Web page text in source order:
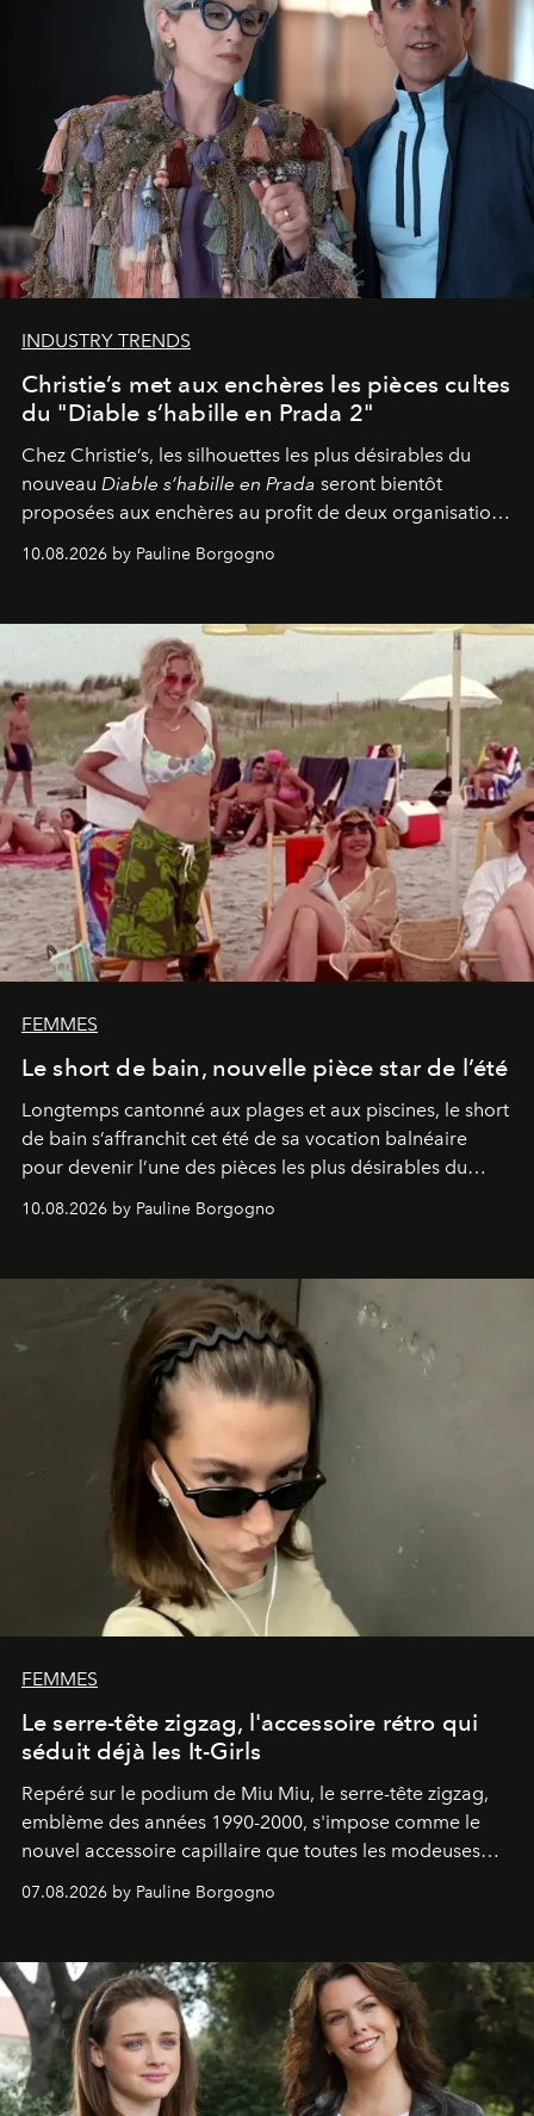
INDUSTRY TRENDS
Christie’s met aux enchères les pièces cultes
du "Diable s’habille en Prada 2"
Chez Christie’s, les silhouettes les plus désirables du
nouveau Diable s’habille en Prada seront bientôt
proposées aux enchères au profit de deux organisations
engagées pour la presse et la mode.
10.08.2026 by Pauline Borgogno
FEMMES
Le short de bain, nouvelle pièce star de l’été
Longtemps cantonné aux plages et aux piscines, le short
de bain s’affranchit cet été de sa vocation balnéaire
pour devenir l’une des pièces les plus désirables du
10.08.2026 by Pauline Borgogno
FEMMES
Le serre-tête zigzag, l'accessoire rétro qui
séduit déjà les It-Girls
Repéré sur le podium de Miu Miu, le serre-tête zigzag,
emblème des années 1990-2000, s'impose comme le
nouvel accessoire capillaire que toutes les modeuses
s'arrachent déjà.
07.08.2026 by Pauline Borgogno